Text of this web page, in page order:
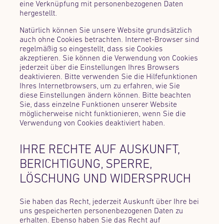
eine Verknüpfung mit personenbezogenen Daten
hergestellt.
Natürlich können Sie unsere Website grundsätzlich
auch ohne Cookies betrachten. Internet-Browser sind
regelmäßig so eingestellt, dass sie Cookies
akzeptieren. Sie können die Verwendung von Cookies
jederzeit über die Einstellungen Ihres Browsers
deaktivieren. Bitte verwenden Sie die Hilfefunktionen
Ihres Internetbrowsers, um zu erfahren, wie Sie
diese Einstellungen ändern können. Bitte beachten
Sie, dass einzelne Funktionen unserer Website
möglicherweise nicht funktionieren, wenn Sie die
Verwendung von Cookies deaktiviert haben.
IHRE RECHTE AUF AUSKUNFT,
BERICHTIGUNG, SPERRE,
LÖSCHUNG UND WIDERSPRUCH
Sie haben das Recht, jederzeit Auskunft über Ihre bei
uns gespeicherten personenbezogenen Daten zu
erhalten. Ebenso haben Sie das Recht auf